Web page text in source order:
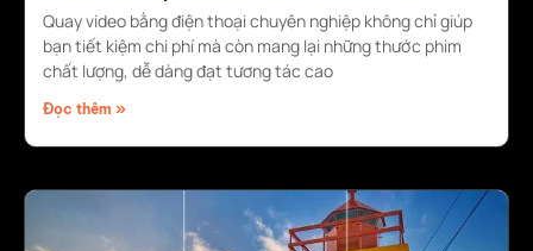
Quay video bằng điện thoại chuyên nghiệp không chỉ giúp
bạn tiết kiệm chi phí mà còn mang lại những thước phim
chất lượng, dễ dàng đạt tương tác cao
Đọc thêm »